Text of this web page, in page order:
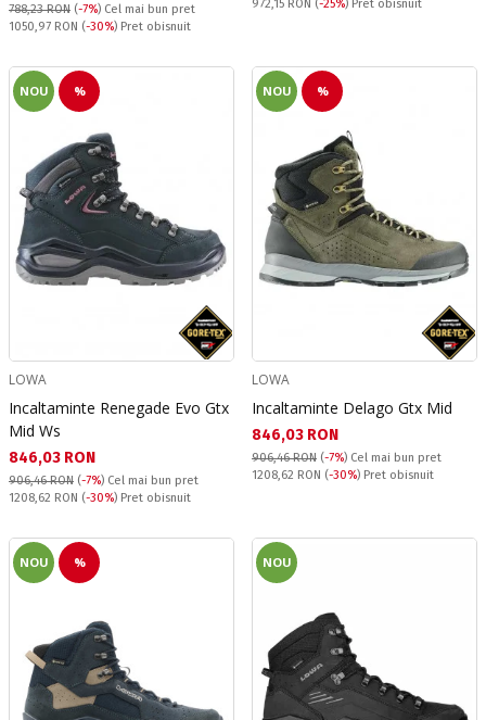
788,23 RON (-7%) Cel mai bun pret
Pret obisnuit:
1050,97 RON (-30%) Pret obisnuit
972,15 RON (-25%) Pret obisnuit
NOU %
LOWA
Incaltaminte Renegade Evo Gtx
Mid Ws
Текуща цена:
846,03 RON
906,46 RON (-7%) Cel mai bun pret
Pret obisnuit:
1208,62 RON (-30%) Pret obisnuit
NOU %
LOWA
Incaltaminte Delago Gtx Mid
Текуща цена:
846,03 RON
906,46 RON (-7%) Cel mai bun pret
Pret obisnuit:
1208,62 RON (-30%) Pret obisnuit
NOU % NOU